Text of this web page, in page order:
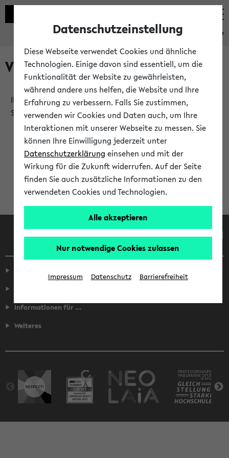
eKVV
Verlauf
Ihr Verlauf ist leer. Er wird sich im Verlauf Ihrer eKVV
Sitzung füllen.
Informationen für ...
Weiteres
Datenschutzeinstellung
Diese Webseite verwendet Cookies und ähnliche
Technologien. Einige davon sind essentiell, um die
Funktionalität der Website zu gewährleisten,
während andere uns helfen, die Website und Ihre
Erfahrung zu verbessern. Falls Sie zustimmen,
verwenden wir Cookies und Daten auch, um Ihre
Interaktionen mit unserer Webseite zu messen. Sie
können Ihre Einwilligung jederzeit unter
Datenschutzerklärung einsehen und mit der
Wirkung für die Zukunft widerrufen. Auf der Seite
finden Sie auch zusätzliche Informationen zu den
verwendeten Cookies und Technologien.
Alle akzeptieren
Nur notwendige Cookies zulassen
Impressum Datenschutz Barrierefreiheit